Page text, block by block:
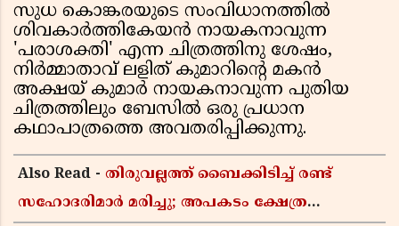
സുധ കൊങ്കരയുടെ സംവിധാനത്തിൽ
ശിവകാർത്തികേയൻ നായകനാവുന്ന
'പരാശക്തി' എന്ന ചിത്രത്തിനു ശേഷം,
നിർമ്മാതാവ് ലളിത് കുമാറിൻ്റെ മകൻ
അക്ഷയ് കുമാർ നായകനാവുന്ന പുതിയ
ചിത്രത്തിലും ബേസിൽ ഒരു പ്രധാന
കഥാപാത്രത്തെ അവതരിപ്പിക്കുന്നു.
Also Read - തിരുവല്ലത്ത് ബൈക്കിടിച്ച് രണ്ട്
സഹോദരിമാർ മരിച്ചു; അപകടം ക്ഷേത്ര